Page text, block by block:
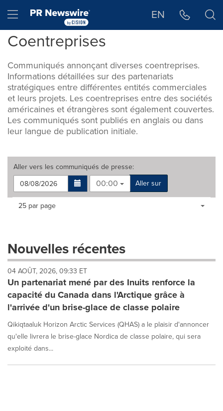
Hamburger menu EN
Coentreprises
Communiqués annonçant diverses coentreprises.
Informations détaillées sur des partenariats
stratégiques entre différentes entités commerciales
et leurs projets. Les coentreprises entre des sociétés
américaines et étrangères sont également couvertes.
Les communiqués sont publiés en anglais ou dans
leur langue de publication initiale.
Aller vers les communiqués de presse:
00:00
Aller sur
Making
dropdown
will
cause
content
on
this
page
to
change.
News
listings
Items per page:
25 par page
Nouvelles récentes
04 AOÛT, 2026, 09:33 ET
Un partenariat mené par des Inuits renforce la
capacité du Canada dans l'Arctique grâce à
l'arrivée d'un brise-glace de classe polaire
Qikiqtaaluk Horizon Arctic Services (QHAS) a le plaisir d'annoncer
qu'elle livrera le brise-glace Nordica de classe polaire, qui sera
exploité dans...